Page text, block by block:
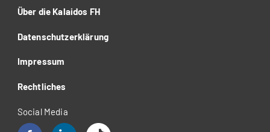
Über die Kalaidos FH
Datenschutzerklärung
Impressum
Rechtliches
Social Media